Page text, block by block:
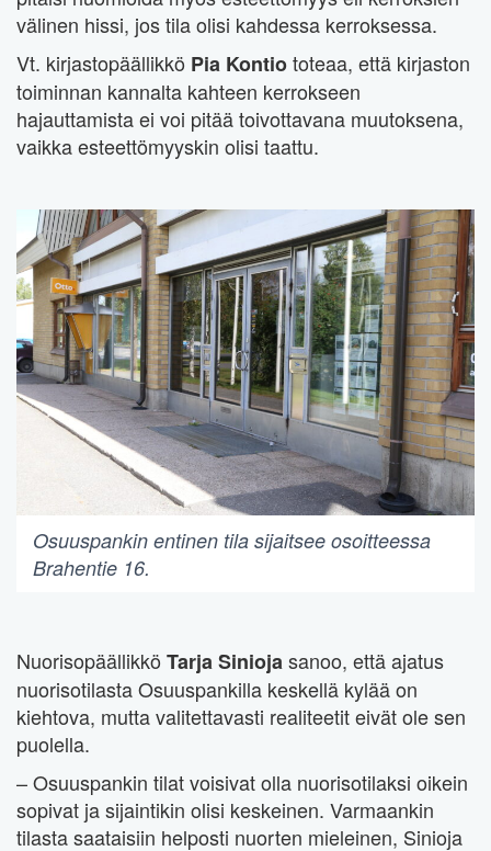
välinen hissi, jos tila olisi kahdessa kerroksessa.
Vt. kirjastopäällikkö Pia Kontiototeaa, että kirjaston
toiminnan kannalta kahteen kerrokseen
hajauttamista ei voi pitää toivottavana muutoksena,
vaikka esteettömyyskin olisi taattu.
Osuuspankin entinen tila sijaitsee osoitteessa
Brahentie 16.
Nuorisopäällikkö Tarja Siniojasanoo, että ajatus
nuorisotilasta Osuuspankilla keskellä kylää on
kiehtova, mutta valitettavasti realiteetit eivät ole sen
puolella.
– Osuuspankin tilat voisivat olla nuorisotilaksi oikein
sopivat ja sijaintikin olisi keskeinen. Varmaankin
tilasta saataisiin helposti nuorten mieleinen, Sinioja